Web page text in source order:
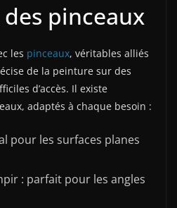
pinceaux
les pinceaux, véritables alliés
de la peinture sur des
d’accès. Il existe
adaptés à chaque besoin :
pour les surfaces planes
: parfait pour les angles